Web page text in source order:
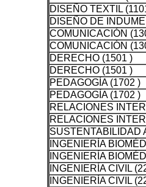
DISEÑO TEXTIL
DISEÑO DE
COMUNICACIÓN
COMUNICACIÓN
DERECHO (1501 )
DERECHO (1501 )
PEDAGOGÍA (1702 )
PEDAGOGÍA (1702 )
RELACIONES
RELACIONES
SUSTENTABILIDAD
INGENIERÍA
INGENIERÍA
INGENIERÍA CIVIL
INGENIERÍA CIVIL